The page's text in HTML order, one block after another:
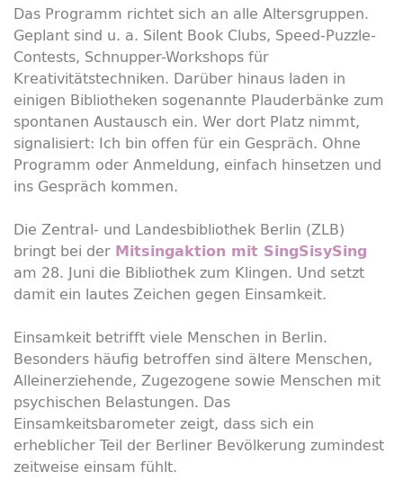
Das Programm richtet sich an alle Altersgruppen.
Geplant sind u. a. Silent Book Clubs, Speed-Puzzle-
Contests, Schnupper-Workshops für
Kreativitätstechniken. Darüber hinaus laden in
einigen Bibliotheken sogenannte Plauderbänke zum
spontanen Austausch ein. Wer dort Platz nimmt,
signalisiert: Ich bin offen für ein Gespräch. Ohne
Programm oder Anmeldung, einfach hinsetzen und
ins Gespräch kommen.
Die Zentral- und Landesbibliothek Berlin (ZLB)
bringt bei der Mitsingaktion mit SingSisySing
am 28. Juni die Bibliothek zum Klingen. Und setzt
damit ein lautes Zeichen gegen Einsamkeit.
Einsamkeit betrifft viele Menschen in Berlin.
Besonders häufig betroffen sind ältere Menschen,
Alleinerziehende, Zugezogene sowie Menschen mit
psychischen Belastungen. Das
Einsamkeitsbarometer zeigt, dass sich ein
erheblicher Teil der Berliner Bevölkerung zumindest
zeitweise einsam fühlt.